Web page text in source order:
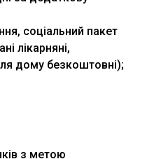
соціальний пакет
лікарняні,
дому безкоштовні);
з метою